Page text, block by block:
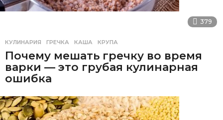
379
КУЛИНАРИЯ ГРЕЧКА ,КАША ,КРУПА
Почему мешать гречку во время
варки — это грубая кулинарная
ошибка